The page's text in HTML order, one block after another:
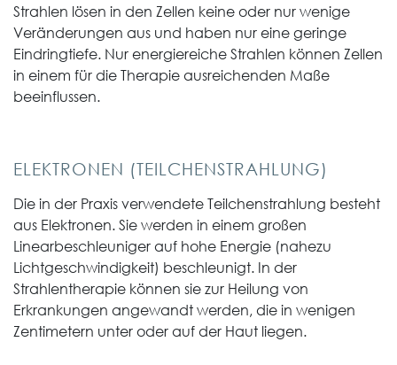
Strahlen lösen in den Zellen keine oder nur wenige
Veränderungen aus und haben nur eine geringe
Eindringtiefe. Nur energiereiche Strahlen können Zellen
in einem für die Therapie ausreichenden Maße
beeinflussen.
ELEKTRONEN (TEILCHENSTRAHLUNG)
Die in der Praxis verwendete Teilchenstrahlung besteht
aus Elektronen. Sie werden in einem großen
Linearbeschleuniger auf hohe Energie (nahezu
Lichtgeschwindigkeit) beschleunigt. In der
Strahlentherapie können sie zur Heilung von
Erkrankungen angewandt werden, die in wenigen
Zentimetern unter oder auf der Haut liegen.